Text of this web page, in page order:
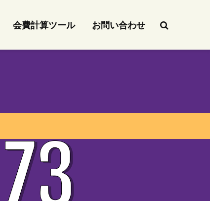
会費計算ツール お問い合わせ